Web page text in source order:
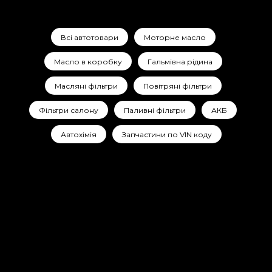
Всі автотовари Моторне масло
Масло в коробку Гальмівна рідина
Масляні фільтри Повітряні фільтри
Фільтри салону Паливні фільтри АКБ
Автохімія Запчастини по VIN коду